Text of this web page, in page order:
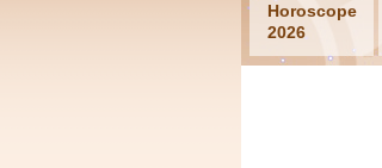
Horoscope
2026